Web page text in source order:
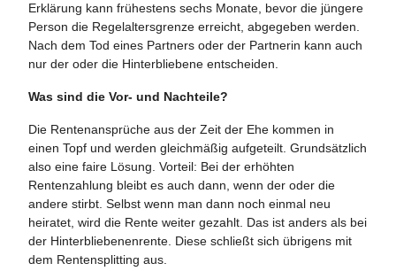
Erklärung kann frühestens sechs Monate, bevor die jüngere
Person die Regelaltersgrenze erreicht, abgegeben werden.
Nach dem Tod eines Partners oder der Partnerin kann auch
nur der oder die Hinterbliebene entscheiden.
Was sind die Vor- und Nachteile?
Die Rentenansprüche aus der Zeit der Ehe kommen in
einen Topf und werden gleichmäßig aufgeteilt. Grundsätzlich
also eine faire Lösung. Vorteil: Bei der erhöhten
Rentenzahlung bleibt es auch dann, wenn der oder die
andere stirbt. Selbst wenn man dann noch einmal neu
heiratet, wird die Rente weiter gezahlt. Das ist anders als bei
der Hinterbliebenenrente. Diese schließt sich übrigens mit
dem Rentensplitting aus.